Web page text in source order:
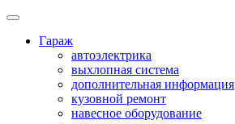
Skip
contentГараж
автоэлектрика
выхлопная система
дополнительная информация
кузовной ремонт
навесное оборудование